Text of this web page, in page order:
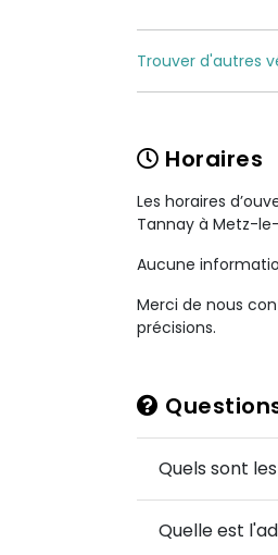
Trouver d'autres
Horaires
Les horaires
Tannay à Metz-
Aucune
Merci de nous
précisions.
Quels sont
Quelle est